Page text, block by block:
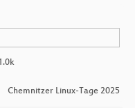
Chemnitzer Linux-Tage 2025